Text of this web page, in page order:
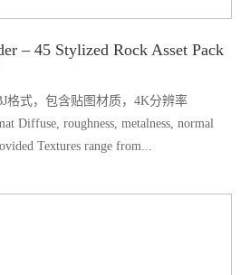
– 45 Stylized Rock Asset Pack
格式，包含贴图材质，4K分辨率
Diffuse, roughness, metalness, normal
Textures range from...